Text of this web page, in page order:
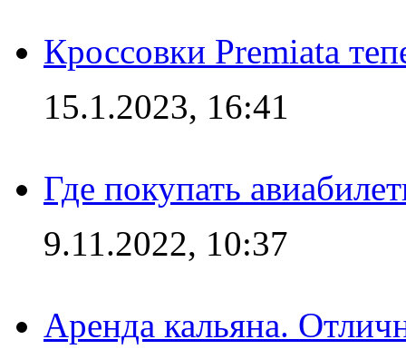
Кроссовки Premiata
15.1.2023, 16:41
Где покупать
9.11.2022, 10:37
Аренда кальяна.